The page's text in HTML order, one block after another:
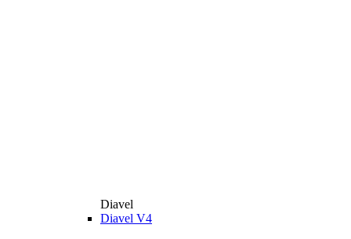
Diavel
Diavel V4